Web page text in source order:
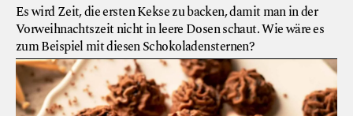
Es wird Zeit, die ersten Kekse zu backen, damit man in der
Vorweihnachtszeit nicht in leere Dosen schaut. Wie wäre es
zum Beispiel mit diesen Schokoladensternen?